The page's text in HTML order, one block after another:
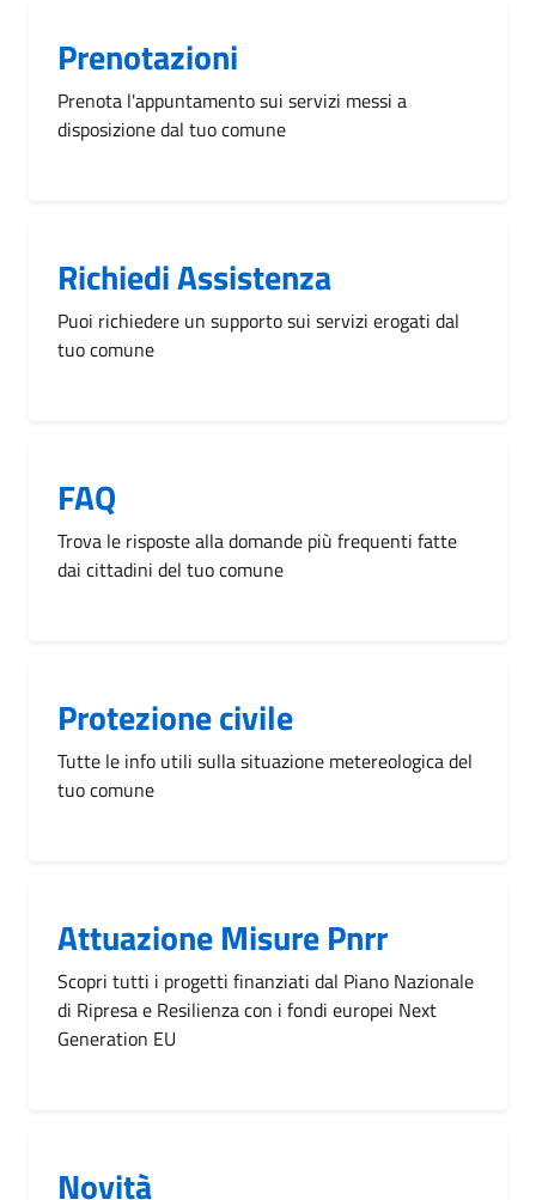
Prenotazioni
Prenota l'appuntamento sui servizi messi a
disposizione dal tuo comune
Richiedi Assistenza
Puoi richiedere un supporto sui servizi erogati dal
tuo comune
FAQ
Trova le risposte alla domande più frequenti fatte
dai cittadini del tuo comune
Protezione civile
Tutte le info utili sulla situazione metereologica del
tuo comune
Attuazione Misure Pnrr
Scopri tutti i progetti finanziati dal Piano Nazionale
di Ripresa e Resilienza con i fondi europei Next
Generation EU
Novità